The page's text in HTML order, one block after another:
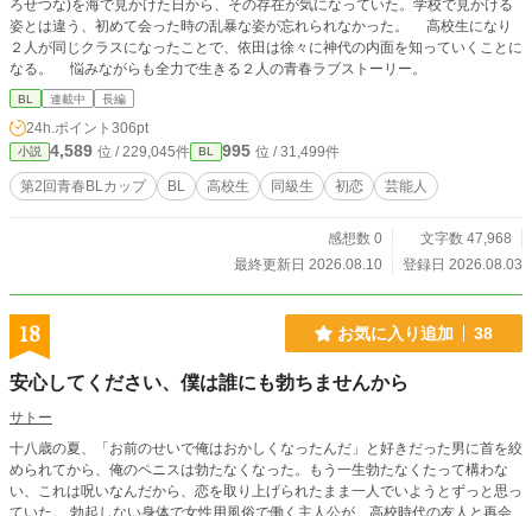
ろせつな)を海で見かけた日から、その存在が気になっていた。学校で見かける
姿とは違う、初めて会った時の乱暴な姿が忘れられなかった。 高校生になり
２人が同じクラスになったことで、依田は徐々に神代の内面を知っていくことに
なる。 悩みながらも全力で生きる２人の青春ラブストーリー。
BL 連載中 長編
24h.ポイント 306pt
小説 4,589 位 / 229,045件 BL 995 位 / 31,499件
第2回青春BLカップ BL 高校生 同級生 初恋 芸能人
感想数 0
文字数 47,968
最終更新日 2026.08.10
登録日 2026.08.03
18 お気に入り追加 38
安心してください、僕は誰にも勃ちませんから
サトー
十八歳の夏、「お前のせいで俺はおかしくなったんだ」と好きだった男に首を絞
められてから、俺のペニスは勃たなくなった。もう一生勃たなくたって構わな
い、これは呪いなんだから、恋を取り上げられたまま一人でいようとずっと思っ
ていた。 勃起しない身体で女性用風俗で働く主人公が、高校時代の友人と再会